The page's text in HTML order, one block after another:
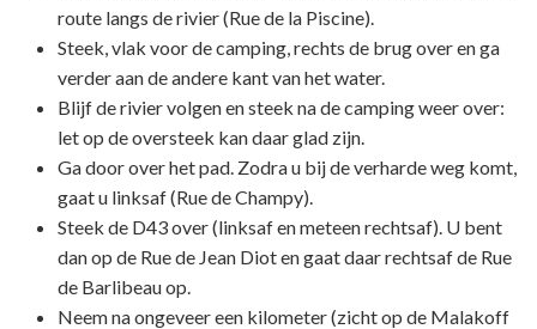
route langs de rivier (Rue de la Piscine).
Steek, vlak voor de camping, rechts de brug over en ga
verder aan de andere kant van het water.
Blijf de rivier volgen en steek na de camping weer over:
let op de oversteek kan daar glad zijn.
Ga door over het pad. Zodra u bij de verharde weg komt,
gaat u linksaf (Rue de Champy).
Steek de D43 over (linksaf en meteen rechtsaf). U bent
dan op de Rue de Jean Diot en gaat daar rechtsaf de Rue
de Barlibeau op.
Neem na ongeveer een kilometer (zicht op de Malakoff